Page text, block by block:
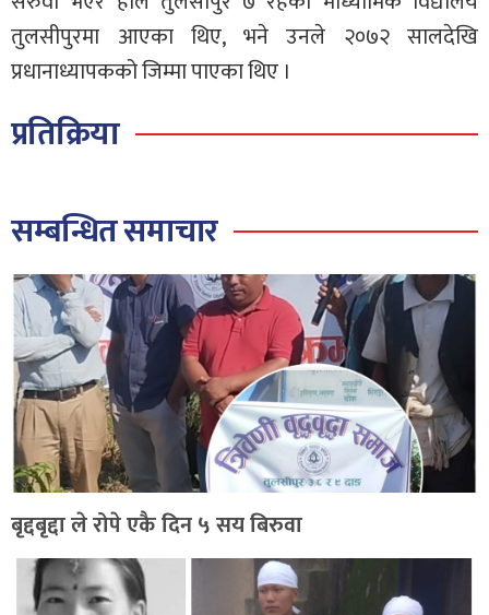
तुलसीपुरमा आएका थिए, भने उनले २०७२ सालदेखि
प्रधानाध्यापकको जिम्मा पाएका थिए ।
प्रतिक्रिया
सम्बन्धित समाचार
बृद्दबृद्दा ले रोपे एकै दिन ५ सय बिरुवा